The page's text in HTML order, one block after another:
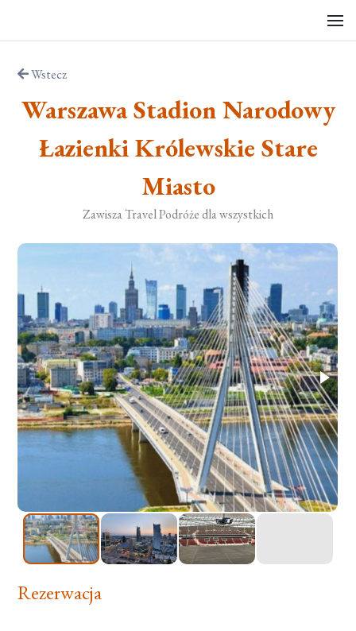
Wstecz
Warszawa Stadion Narodowy
Łazienki Królewskie Stare
Miasto
Zawisza Travel Podróże dla wszystkich
Rezerwacja